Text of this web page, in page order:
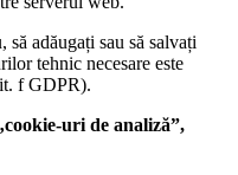
adăugați sau să salvați
tehnic necesare este
f GDPR).
uri de analiză”,